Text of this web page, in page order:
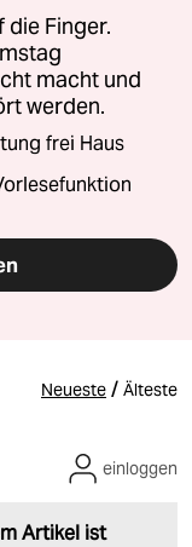
die Finger.
macht und
werden.
frei Haus
Neueste / Älteste
Artikel ist
einloggen